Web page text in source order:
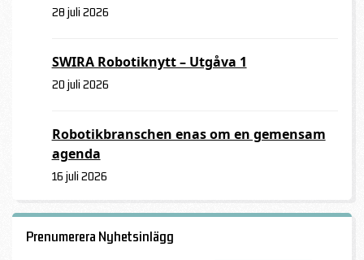
28 juli 2026
SWIRA Robotiknytt – Utgåva 1
20 juli 2026
Robotikbranschen enas om en gemensam
agenda
16 juli 2026
Prenumerera Nyhetsinlägg